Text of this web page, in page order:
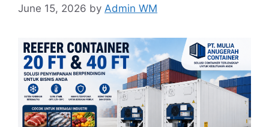
June 15, 2026 by Admin WM